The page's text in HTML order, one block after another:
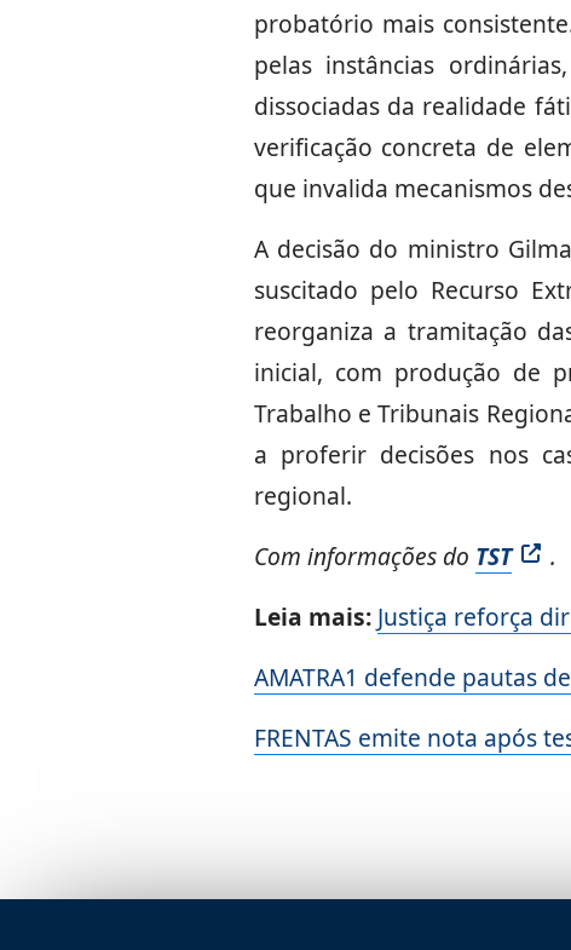
probatório mais
pelas instâncias
dissociadas da realidade
verificação concreta de
que invalida mecanismos
A decisão do ministro
suscitado pelo Recurso
reorganiza a tramitação
inicial, com produção de
Trabalho e Tribunais
a proferir decisões nos
regional.
Com informações do TST
.
Leia mais: Justiça reforça
AMATRA1 defende pautas
FRENTAS emite nota após